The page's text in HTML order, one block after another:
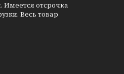
Имеется отсрочка
Весь товар